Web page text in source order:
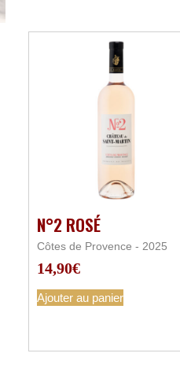
N°2 ROSÉ
Côtes de Provence - 2025
14,90€
Ajouter au panier